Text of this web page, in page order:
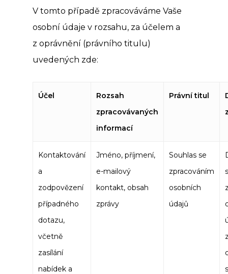
V tomto případě zpracováváme Vaše
osobní údaje v rozsahu, za účelem a
z oprávnění (právního titulu)
uvedených zde:
Účel
Rozsah
zpracovávaných
informací
Právní titul
Kontaktování
a
zodpovězení
případného
dotazu,
včetně
zasílání
nabídek a
Jméno, příjmení,
e-mailový
kontakt, obsah
zprávy
Souhlas se
zpracováním
osobních
údajů